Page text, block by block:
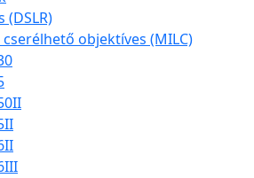
(DSLR)
objektíves (MILC)